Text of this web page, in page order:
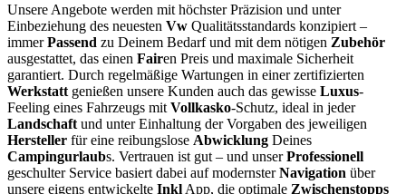
Unsere Angebote werden mit höchster Präzision und unter
Einbeziehung des neuesten Vw Qualitätsstandards konzipiert –
immerPassend zu Deinem Bedarf und mit dem nötigen Zubehör
ausgestattet, das einen Fairen Preis und maximale Sicherheit
garantiert. Durch regelmäßige Wartungen in einer zertifizierten
Werkstatt genießen unsere Kunden auch das gewisse Luxus-
Feeling eines Fahrzeugs mit Vollkasko-Schutz, ideal in jeder
Landschaft und unter Einhaltung der Vorgaben des jeweiligen
Hersteller für eine reibungslose Abwicklung Deines
Campingurlaubs. Vertrauen ist gut – und unserProfessionell
geschulter Service basiert dabei auf modernsterNavigation über
unsere eigens entwickelte Inkl App, die optimale Zwischenstopps